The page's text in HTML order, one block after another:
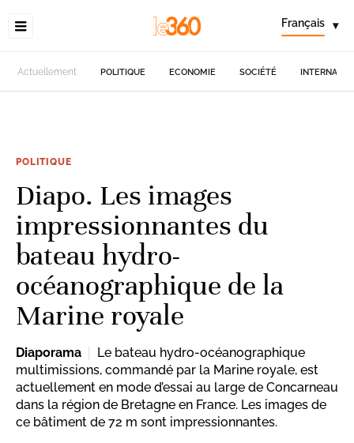
Français ▾
Actuellement POLITIQUE ECONOMIE SOCIÉTÉ
POLITIQUE
Diapo. Les images
impressionnantes du
bateau hydro-
océanographique de la
Marine royale
Diaporama
Le bateau hydro-océanographique
multimissions, commandé par la Marine royale, est
actuellement en mode d’essai au large de Concarneau
dans la région de Bretagne en France. Les images de
ce bâtiment de 72 m sont impressionnantes.